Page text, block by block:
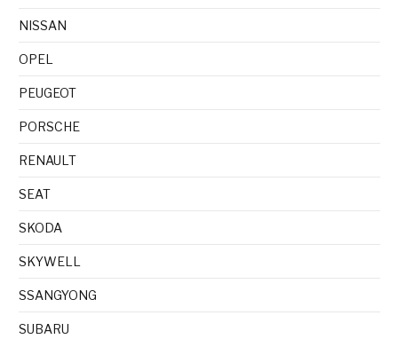
NISSAN
OPEL
PEUGEOT
PORSCHE
RENAULT
SEAT
SKODA
SKYWELL
SSANGYONG
SUBARU